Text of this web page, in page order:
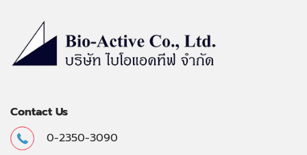
Contact Us
0-2350-3090